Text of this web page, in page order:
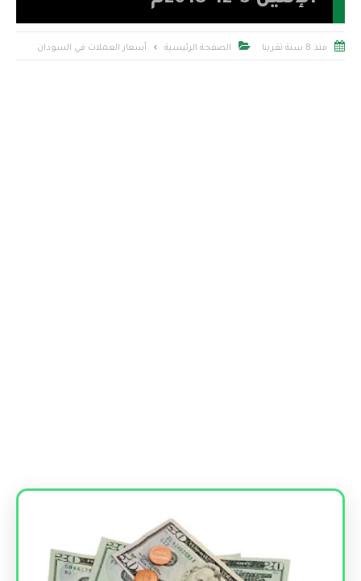
 منذ 8 سنة تقريبا  الصفحة الرئيسية أسعار العملات في السودان